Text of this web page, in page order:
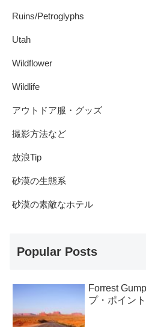
Ruins/Petroglyphs
Utah
Wildflower
Wildlife
アウトドア服・グッズ
撮影方法など
放浪Tip
砂漠の生態系
砂漠の素敵なホテル
Popular Posts
Forrest
プ・ポイント